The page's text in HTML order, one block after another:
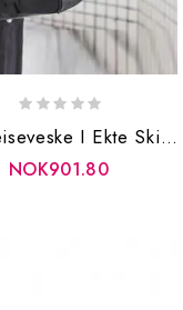
Myk Reiseveske I Ekte Skinn For Menn Kvinner Reiseduffel Med Skolomme Stor Kapasitet Herre Bagasjeveske
NOK901.80